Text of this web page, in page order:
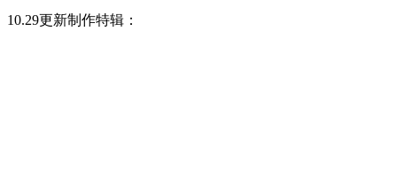
10.29更新制作特辑：